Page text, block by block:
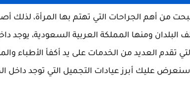
من أهم الجراحات التي تهتم بها المرأة، لذلك
البلدان ومنها المملكة العربية السعودية، يوجد
التي تقدم العديد من الخدمات على يد أكفأ
عليك أبرز عيادات التجميل التي توجد داخل